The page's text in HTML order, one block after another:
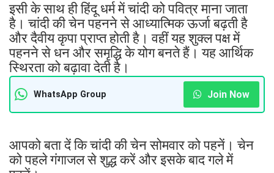
इसी के साथ ही हिंदू धर्म में चांदी को पवित्र माना जाता
है। चांदी की चेन पहनने से आध्यात्मिक ऊर्जा बढ़ती है
और दैवीय कृपा प्राप्त होती है। वहीं यह शुक्ल पक्ष में
पहनने से धन और समृद्धि के योग बनते हैं। यह आर्थिक
स्थिरता को बढ़ावा देती है।
WhatsApp Group Join Now
आपको बता दें कि चांदी की चेन सोमवार को पहनें। चेन
को पहले गंगाजल से शुद्ध करें और इसके बाद गले में